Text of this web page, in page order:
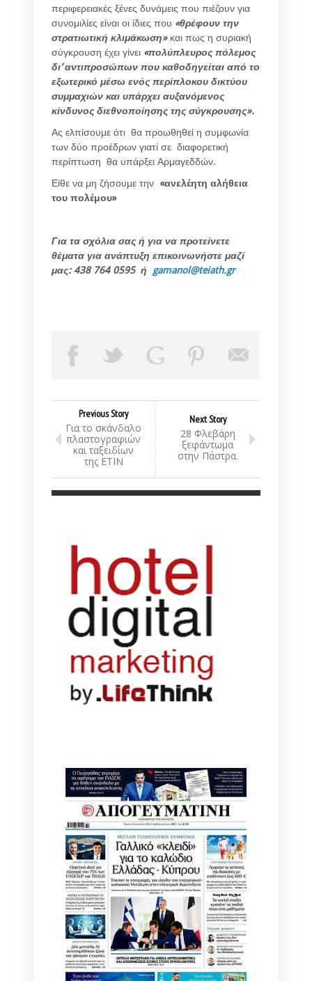
περιφερειακές ξένες δυνάμεις που πιέζουν για
συνομιλίες είναι οι ίδιες που «θρέφουν την
στρατιωτική κλιμάκωση»και πως η συριακή
σύγκρουση έχει γίνει «πολύπλευρος πόλεμος
δι’ αντιπροσώπων που καθοδηγείται από το
εξωτερικό μέσω ενός περίπλοκου δικτύου
συμμαχιών και υπάρχει αυξανόμενος
κίνδυνος διεθνοποίησης της σύγκρουσης».
Ας ελπίσουμε ότι θα προωθηθεί η συμφωνία
των δύο προέδρων γιατί σε διαφορετική
περίπτωση θα υπάρξει Αρμαγεδδών.
Είθε να μη ζήσουμε την «ανελέητη αλήθεια
του πολέμου»
Για τα σχόλια σας ή για να προτείνετε
θέματα για ανάπτυξη επικοινωνήστε μαζί
μας: 438 764 0595 ή gamanol@teiath.gr
Previous Story
Για το σκάνδαλο
πλαστογραφιών
και ταξειδίων
της ΕΤΙΝ
Next Story
28 Φλεβάρη
ξεφάντωμα
στην Πάστρα.